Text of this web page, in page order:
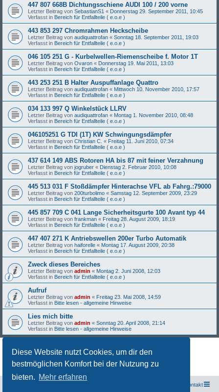
Diese Website nutzt Cookies, um dir den
bestmöglichen Komfort bei der Nutzung zu
bieten. Mehr erfahren
447 807 668B Dichtungsschiene AUDI 100 / 200 vorne
Letzter Beitrag von SebastianS1 « Donnerstag 29. September 2011, 10:45
Verfasst in Bereich für Entfallteile ( e.o.e )
443 853 297 Chromrahmen Heckscheibe
Letzter Beitrag von audiquattrofan « Sonntag 18. September 2011, 19:03
Verfasst in Bereich für Entfallteile ( e.o.e )
046 105 251 G - Kurbelwellen-Riemenscheibe f. Motor 1T
Letzter Beitrag von Ovaron « Donnerstag 19. Mai 2011, 13:03
Verfasst in Bereich für Entfallteile ( e.o.e )
443 253 251 B Halter Auspuffanlage Quattro
Letzter Beitrag von audiquattrofan « Mittwoch 10. November 2010, 17:57
Verfasst in Bereich für Entfallteile ( e.o.e )
034 133 997 Q Winkelstück LLRV
Letzter Beitrag von audiquattrofan « Montag 1. November 2010, 08:48
Verfasst in Bereich für Entfallteile ( e.o.e )
046105251 G TDI (1T) KW Schwingungsdämpfer
Letzter Beitrag von Christian C. « Freitag 11. Juni 2010, 07:34
Verfasst in Bereich für Entfallteile ( e.o.e )
437 614 149 ABS Rotoren HA bis 87 mit feiner Verzahnung
Letzter Beitrag von jogruber « Dienstag 2. Februar 2010, 10:08
Verfasst in Bereich für Entfallteile ( e.o.e )
445 513 031 F Stoßdämpfer Hinterachse VFL ab Fahrg.:79000
Letzter Beitrag von 200turbolimo « Samstag 12. September 2009, 23:29
Verfasst in Bereich für Entfallteile ( e.o.e )
445 857 709 C 041 Lange Sicherheitsgurte 100 Avant typ 44
Letzter Beitrag von frankman « Freitag 28. August 2009, 18:19
Verfasst in Bereich für Entfallteile ( e.o.e )
447 407 271 K Antriebswellen 200er Turbo Automatik
Letzter Beitrag von haiforelle « Montag 17. August 2009, 20:38
Verfasst in Bereich für Entfallteile ( e.o.e )
Zweck dieses Bereiches
Letzter Beitrag von admin « Montag 2. Juni 2008, 12:03
Verfasst in Bereich für Entfallteile ( e.o.e )
Aufruf
Letzter Beitrag von admin « Freitag 23. Mai 2008, 14:59
Verfasst in Bitte lesen - allgemeine Hinweise
Lies mich bitte
Letzter Beitrag von admin « Sonntag 20. April 2008, 21:14
Verfasst in Bitte lesen - allgemeine Hinweise
Die Suche ergab 27 Treffer • Seite1von
Kontakt